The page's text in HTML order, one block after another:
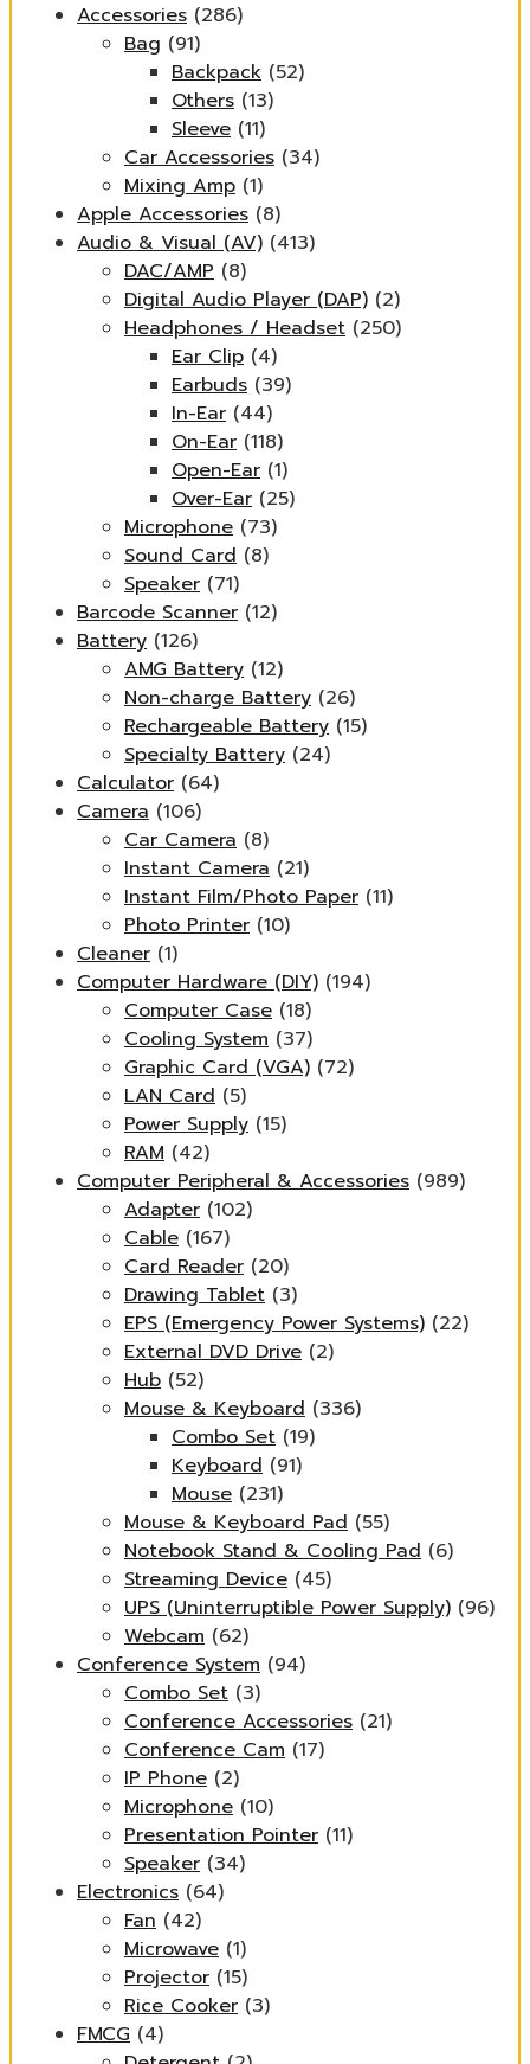
Accessories (286)
Bag (91)
Backpack (52)
Others (13)
Sleeve (11)
Car Accessories (34)
Mixing Amp (1)
Apple Accessories (8)
Audio & Visual (AV) (413)
DAC/AMP (8)
Digital Audio Player (DAP) (2)
Headphones / Headset (250)
Ear Clip (4)
Earbuds (39)
In-Ear (44)
On-Ear (118)
Open-Ear (1)
Over-Ear (25)
Microphone (73)
Sound Card (8)
Speaker (71)
Barcode Scanner (12)
Battery (126)
AMG Battery (12)
Non-charge Battery (26)
Rechargeable Battery (15)
Specialty Battery (24)
Calculator (64)
Camera (106)
Car Camera (8)
Instant Camera (21)
Instant Film/Photo Paper (11)
Photo Printer (10)
Cleaner (1)
Computer Hardware (DIY) (194)
Computer Case (18)
Cooling System (37)
Graphic Card (VGA) (72)
LAN Card (5)
Power Supply (15)
RAM (42)
Computer Peripheral & Accessories (989)
Adapter (102)
Cable (167)
Card Reader (20)
Drawing Tablet (3)
EPS (Emergency Power Systems) (22)
External DVD Drive (2)
Hub (52)
Mouse & Keyboard (336)
Combo Set (19)
Keyboard (91)
Mouse (231)
Mouse & Keyboard Pad (55)
Notebook Stand & Cooling Pad (6)
Streaming Device (45)
UPS (Uninterruptible Power Supply) (96)
Webcam (62)
Conference System (94)
Combo Set (3)
Conference Accessories (21)
Conference Cam (17)
IP Phone (2)
Microphone (10)
Presentation Pointer (11)
Speaker (34)
Electronics (64)
Fan (42)
Microwave (1)
Projector (15)
Rice Cooker (3)
FMCG (4)